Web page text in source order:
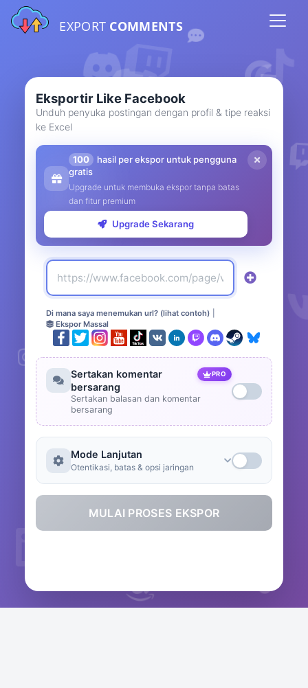
EXPORT COMMENTS
Eksportir Like Facebook
Unduh penyuka postingan dengan profil & tipe reaksi
ke Excel
100
hasil per ekspor untuk pengguna
gratis
Upgrade untuk membuka ekspor tanpa batas
dan fitur premium
Upgrade Sekarang
Di mana saya menemukan url? (lihat contoh)
Ekspor Massal
Sertakan komentar
bersarang
PRO
Sertakan balasan dan komentar
bersarang
Mode Lanjutan
Otentikasi, batas & opsi jaringan
MULAI PROSES EKSPOR